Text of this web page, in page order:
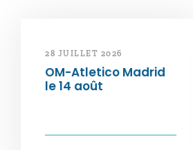
28 JUILLET 2026
OM-Atletico Madrid
le 14 août